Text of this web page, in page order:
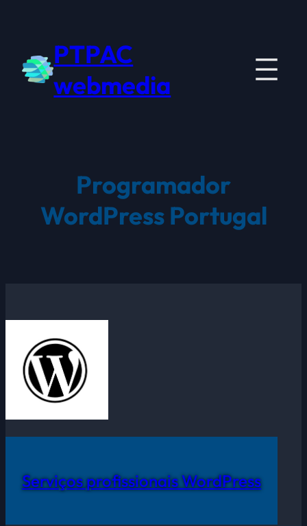
conteúdo
PTPAC
webmedia
Programador
WordPress Portugal
Serviços profissionais WordPress